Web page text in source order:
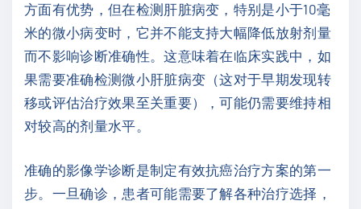
方面有优势，但在检测肝脏病变，特别是小于10毫
米的微小病变时，它并不能支持大幅降低放射剂量
而不影响诊断准确性。这意味着在临床实践中，如
果需要准确检测微小肝脏病变（这对于早期发现转
移或评估治疗效果至关重要），可能仍需要维持相
对较高的剂量水平。
准确的影像学诊断是制定有效抗癌治疗方案的第一
步。一旦确诊，患者可能需要了解各种治疗选择，